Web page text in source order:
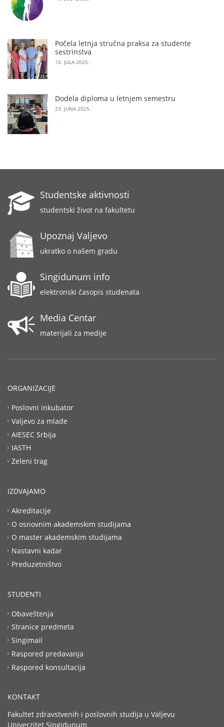
Počela letnja stručna praksa za studente
sestrinstva
10. JULA 2025.
Dodela diploma u letnjem semestru
23. JUNA 2025.
Studentske aktivnosti
studentski život na fakultetu
Upoznaj Valjevo
ukratko o našem gradu
Singidunum info
elektronski časopis studenata
Media Centar
materijali za medije
ORGANIZACIJE
Poslovni inkubator
Valjevo za mlade
AIESEC Srbija
IASTH
Zeleni trag
IZDVAJAMO
Akreditacije
O osnovnim akademskim studijama
O master akademskim studijama
Nastavni kadar
Preduzetništvo
STUDENTI
Obaveštenja
Stranice predmeta
Singimail
Raspored predavanja
Raspored konsultacija
KONTAKT
Fakultet zdravstvenih i poslovnih studija u Valjevu
Univerzitet Singidunum